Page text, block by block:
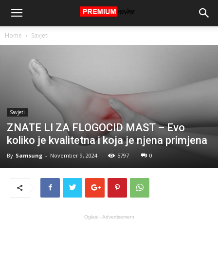
Home Savjeti
Savjeti
ZNATE LI ZA FLOGOCID MAST – Evo
koliko je kvalitetna i koja je njena primjena
By Samsung - November 9, 2024 5797 0
Oglasi - Advertisement